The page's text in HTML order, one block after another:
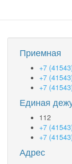
Приемная
+7
+7
+7
Единая
112
+7
+7
Адрес